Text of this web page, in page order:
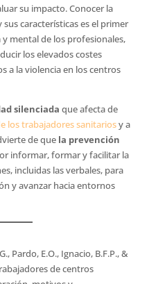
su impacto. Conocer la
características es el primer
mental de los profesionales,
los elevados costes
a la violencia en los centros
silenciada que afecta de
los trabajadores sanitariosy a
de que la prevención
informar, formar y facilitar la
incluidas las verbales, para
y avanzar hacia entornos
Pardo, E.O., Ignacio, B.F.P., &
de centros